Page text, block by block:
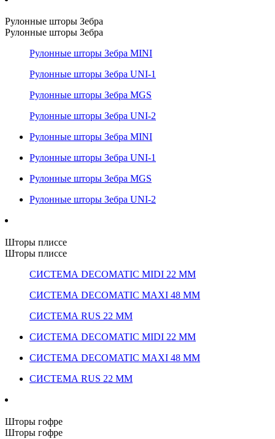
Рулонные шторы Зебра
Рулонные шторы Зебра
Рулонные шторы Зебра MINI
Рулонные шторы Зебра UNI-1
Рулонные шторы Зебра MGS
Рулонные шторы Зебра UNI-2
Рулонные шторы Зебра MINI
Рулонные шторы Зебра UNI-1
Рулонные шторы Зебра MGS
Рулонные шторы Зебра UNI-2
Шторы плиссе
Шторы плиссе
СИСТЕМА DECOMATIC MIDI 22 ММ
СИСТЕМА DECOMATIC MAXI 48 ММ
СИСТЕМА RUS 22 ММ
СИСТЕМА DECOMATIC MIDI 22 ММ
СИСТЕМА DECOMATIC MAXI 48 ММ
СИСТЕМА RUS 22 ММ
Шторы гофре
Шторы гофре